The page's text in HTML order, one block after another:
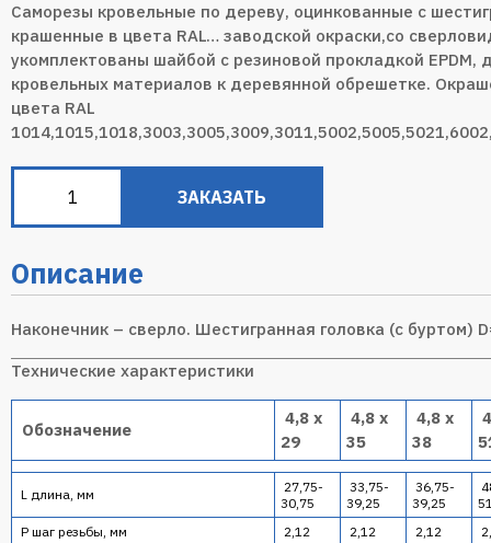
Саморезы кровельные по дереву, оцинкованные с
крашенные в цвета RAL… заводской окраски,со
укомплектованы шайбой с резиновой прокладкой EPDM,
кровельных материалов к деревянной обрешетке.
цвета RAL
ЗАКАЗАТЬ
Описание
Наконечник – сверло. Шестигранная головка (с буртом)
Технические характеристики
Обозначение
4,8 х
29
4,8 х
35
4,8 х
38
L длина, мм
27,75-
30,75
33,75-
39,25
36,75-
39,25
P шаг резьбы, мм
2,12 2,12 2,12